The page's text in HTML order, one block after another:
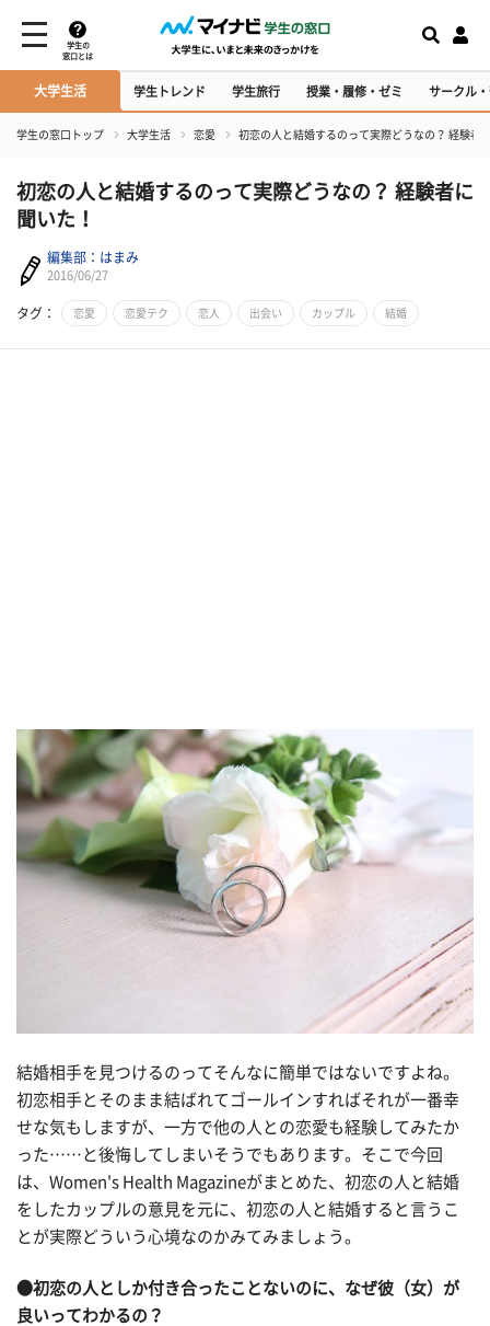
学生の
窓口とは
大学生活 学生トレンド 学生旅行 授業・履修・ゼミ サークル
学生の窓口トップ 大学生活 恋愛 初恋の人と結婚するのって実際どうなの？ 経験者
初恋の人と結婚するのって実際どうなの？ 経験者に
聞いた！
編集部：はまみ
2016/06/27
タグ： 恋愛 恋愛テク 恋人 出会い カップル 結婚
結婚相手を見つけるのってそんなに簡単ではないですよね。
初恋相手とそのまま結ばれてゴールインすればそれが一番幸
せな気もしますが、一方で他の人との恋愛も経験してみたか
った……と後悔してしまいそうでもあります。そこで今回
は、Women's Health Magazineがまとめた、初恋の人と結婚
をしたカップルの意見を元に、初恋の人と結婚すると言うこ
とが実際どういう心境なのかみてみましょう。
●初恋の人としか付き合ったことないのに、なぜ彼（女）が
良いってわかるの？